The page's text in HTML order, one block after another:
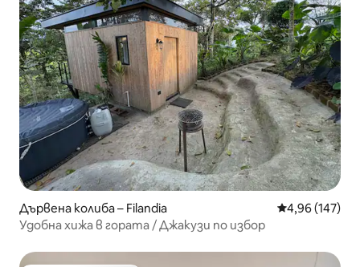
Дървена колиба – Filandia Средна
4,96 (147)
Удобна хижа в гората / Джакузи по избор